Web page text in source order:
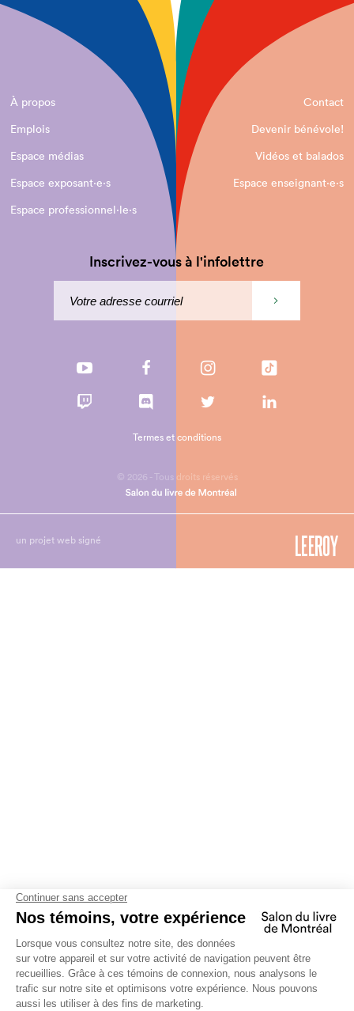
À propos
Contact
Emplois
Devenir bénévole!
Espace médias
Vidéos et balados
Espace exposant·e⋅s
Espace enseignant·e⋅s
Espace professionnel·le⋅s
Inscrivez-vous à l'infolettre
© 2026 - Tous droits réservés
Termes et conditions
un projet web signé